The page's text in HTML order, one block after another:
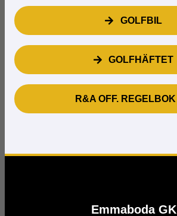
GOLFBIL
GOLFHÄFTET
R&A OFF. REGELBOK
Emmaboda GK